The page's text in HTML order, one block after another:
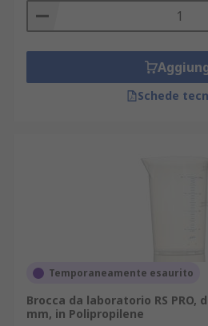
Schede
Temporaneamente esaurito
Brocca da laboratorio RS PRO,
mm, in Polipropilene